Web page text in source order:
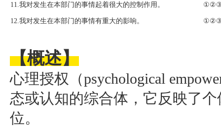
11.我对发生在本部门的事情起着很大的控制作用。
12.我对发生在本部门的事情有重大的影响。
【概述】
心理授权（psychological
态或认知的综合体，它反映了
位。